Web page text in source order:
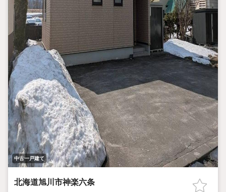
中古一戸建て
北海道旭川市神楽六条